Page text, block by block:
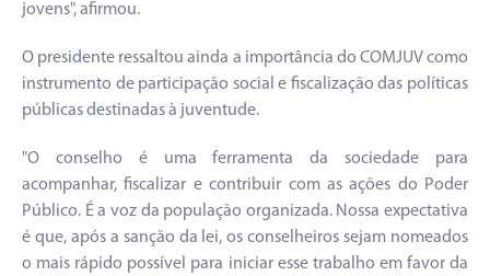
jovens", afirmou.
O presidente ressaltou ainda a importância do COMJUV como
instrumento de participação social e fiscalização das políticas
públicas destinadas à juventude.
"O conselho é uma ferramenta da sociedade para
acompanhar, fiscalizar e contribuir com as ações do Poder
Público. É a voz da população organizada. Nossa expectativa
é que, após a sanção da lei, os conselheiros sejam nomeados
o mais rápido possível para iniciar esse trabalho em favor da